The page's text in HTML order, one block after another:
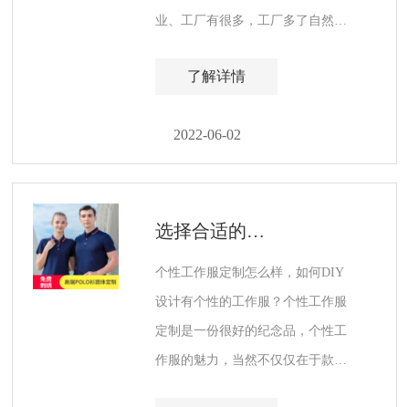
业、工厂有很多，工厂多了自然对
了解详情
2022-06-02
选择合适的深圳夏季工作服定制厂家的技巧
个性工作服定制怎么样，如何DIY
设计有个性的工作服？个性工作服
定制是一份很好的纪念品，个性工
作服的魅力，当然不仅仅在于款